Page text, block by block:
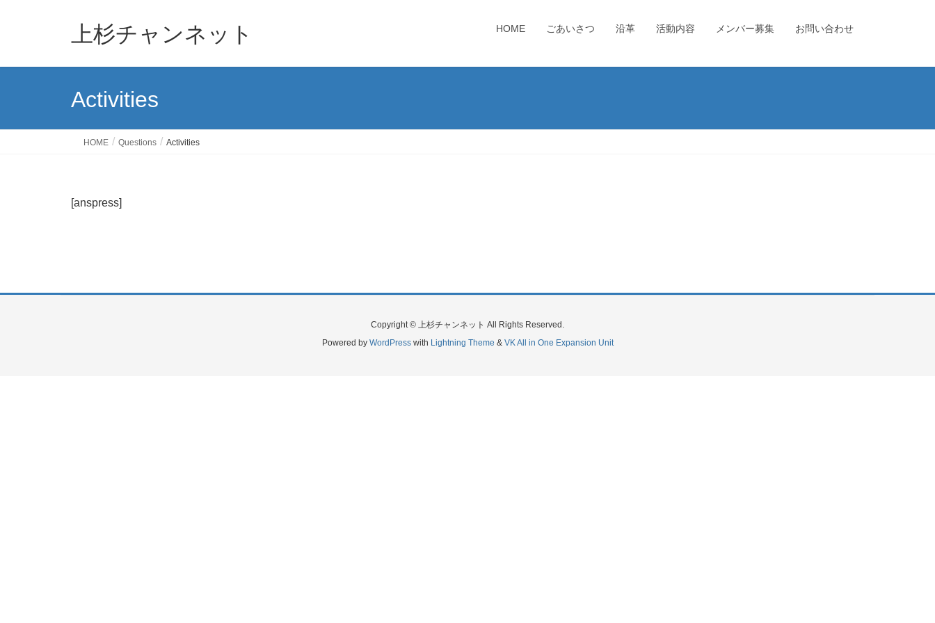
上杉チャンネット HOME ごあいさつ 沿革 活動内容 メンバー募集 お問い合わせ
Activities
HOME Questions Activities
[anspress]
Copyright © 上杉チャンネット All Rights Reserved.
Powered by WordPresswith Lightning Theme & VK All in One Expansion Unit